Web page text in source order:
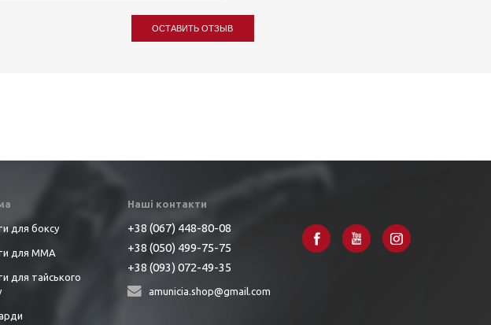
ОСТАВИТЬ ОТЗЫВ
для боксу
для ММА
для тайського
Наші контакти
+38 (067) 448-80-08
+38 (050) 499-75-75
+38 (093) 072-49-35
amunicia.shop@gmail.com